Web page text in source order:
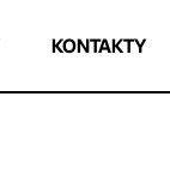
KONTAKTY